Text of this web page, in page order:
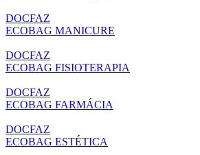
DOCFAZ
ECOBAG MANICURE
DOCFAZ
ECOBAG FISIOTERAPIA
DOCFAZ
ECOBAG FARMÁCIA
DOCFAZ
ECOBAG ESTÉTICA